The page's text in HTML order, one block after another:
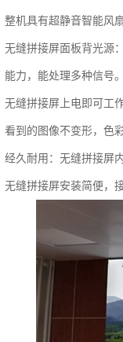
整机具有超静音智能风
无缝拼接屏面板背光源
能力，能处理多种信号。
无缝拼接屏上电即可工
看到的图像不变形，色
经久耐用：无缝拼接屏
无缝拼接屏安装简便，